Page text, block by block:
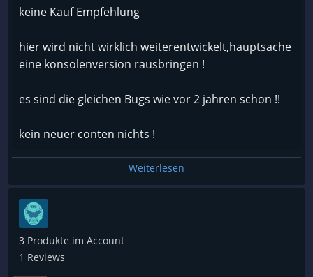
keine Kauf Empfehlung
hier wird nicht wirklich weiterentwickelt,hauptsache
eine konsolenversion rausbringen !
es sind die gleichen Bugs wie vor 2 jahren schon !!
kein neuer conten nichts !
Weiterlesen
3 Produkte im Account
1 Reviews